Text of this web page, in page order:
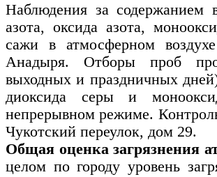
Наблюдения за содержанием
азота, оксида азота,
сажи в атмосферном
Анадыря. Отборы проб
выходных и праздничных
диоксида серы и
непрерывном режиме.
Чукотский переулок, дом 29.
Общая оценка загрязнения
целом по городу уровень